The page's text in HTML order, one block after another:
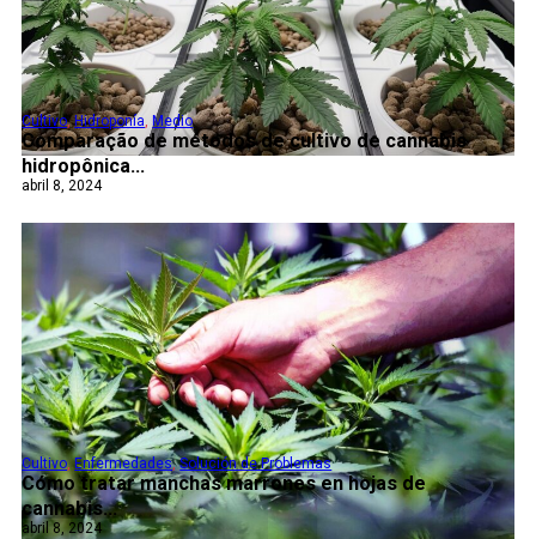
Comparação de métodos de cultivo de cannabis
hidropônica...
Cultivo,Hidroponía, Medio
abril 8, 2024
Cómo tratar manchas marrones en hojas de
cannabis...
Cultivo,Enfermedades,Solución de Problemas
abril 8, 2024